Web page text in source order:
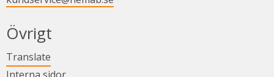
Övrigt
Translate
Länk till annan webbplats.